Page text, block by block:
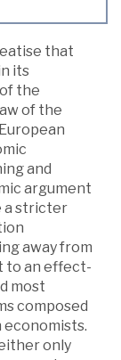
that
its
the
of the
and
argument
a stricter
away from
to an effect-
most
composed
economists.
only